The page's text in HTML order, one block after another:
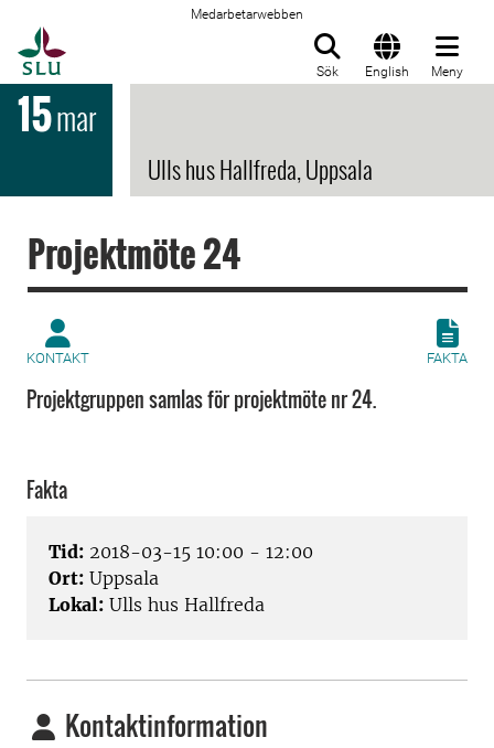
Medarbetarwebben
Sök English Meny
15mar
Ulls hus Hallfreda, Uppsala
Projektmöte 24
KONTAKT FAKTA
Projektgruppen samlas för projektmöte nr 24.
Fakta
Tid: 2018-03-15 10:00 - 12:00
Ort: Uppsala
Lokal: Ulls hus Hallfreda
Kontaktinformation